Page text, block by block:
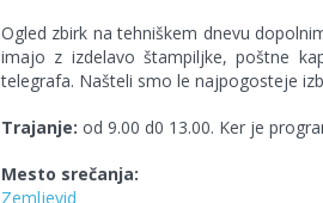
Ogled zbirk na tehniškem dnevu
imajo z izdelavo štampiljke, poštne
telegrafa. Našteli smo le najpogosteje
Trajanje: od 9.00 d0 13.00. Ker je
Mesto srečanja:
Zemljevid